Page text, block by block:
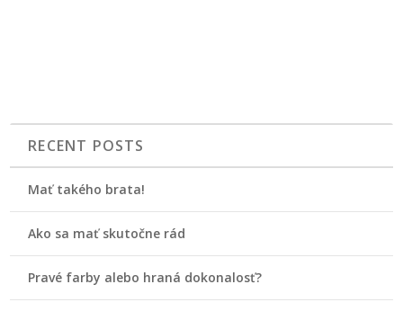
RECENT POSTS
Mať takého brata!
Ako sa mať skutočne rád
Pravé farby alebo hraná dokonalosť?